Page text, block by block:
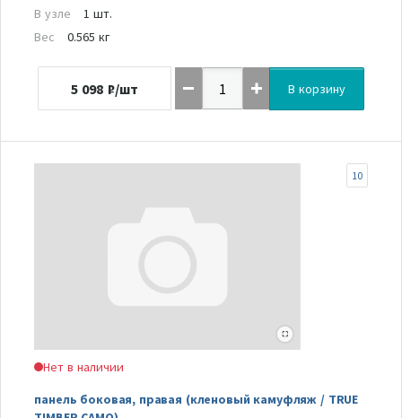
В узле
1 шт.
Вес
0.565 кг
5 098 ₽/шт В корзину
Нет в наличии
панель боковая, правая (кленовый камуфляж / TRUE
10